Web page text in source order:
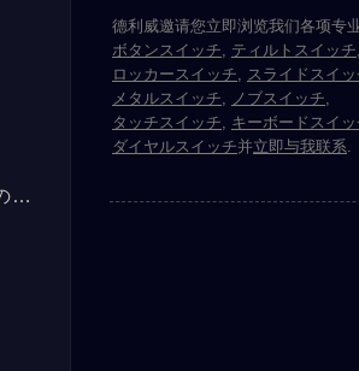
種
德利威邀请您立即浏览我们各项专
ボタンスイッチ, ティルトスイッチ,
ロッカースイッチ, スライドスイッ
メタルスイッチ, ノブスイッチ,
タッチスイッチ, キーボードスイッ
ダイヤルスイッチ并立即与我联系.